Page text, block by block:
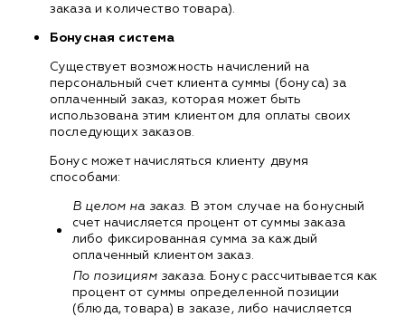
заказа и количество товара).
Бонусная система
Существует возможность начислений на
персональный счет клиента суммы (бонуса) за
оплаченный заказ, которая может быть
использована этим клиентом для оплаты своих
последующих заказов.
Бонус может начисляться клиенту двумя
способами:
В целом на заказ. В этом случае на бонусный
счет начисляется процент от суммы заказа
либо фиксированная сумма за каждый
оплаченный клиентом заказ.
По позициям заказа. Бонус рассчитывается как
процент от суммы определенной позиции
(блюда, товара) в заказе, либо начисляется